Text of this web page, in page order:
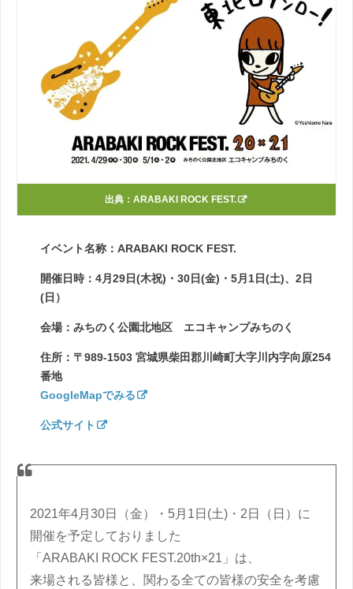
出典： ARABAKI ROCK FEST.
イベント名称：ARABAKI ROCK FEST.
開催日時：4月29日(木祝)・30日(金)・5月1日(土)、2日
(日）
会場：みちのく公園北地区 エコキャンプみちのく
住所：〒989-1503 宮城県柴田郡川崎町大字川内字向原254
番地
GoogleMapでみる
公式サイト
2021年4月30日（金）・5月1日(土)・2日（日）に
開催を予定しておりました
「ARABAKI ROCK FEST.20th×21」は、
来場される皆様と、関わる全ての皆様の安全を考慮